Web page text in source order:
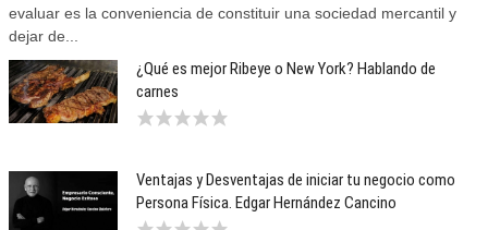
evaluar es la conveniencia de constituir una sociedad mercantil y
dejar de...
¿Qué es mejor Ribeye o New York? Hablando de
carnes
Ventajas y Desventajas de iniciar tu negocio como
Persona Física. Edgar Hernández Cancino